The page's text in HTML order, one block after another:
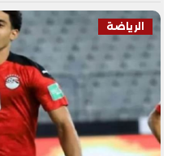
الرياضة